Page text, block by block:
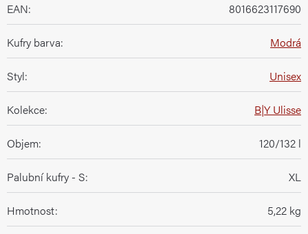
EAN: 8016623117690
Kufry barva: Modrá
Styl: Unisex
Kolekce: B|Y Ulisse
Objem: 120/132 l
Palubní kufry - S: XL
Hmotnost: 5,22 kg